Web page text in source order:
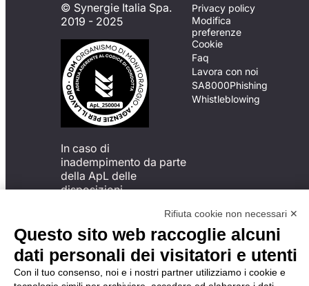
© Synergie Italia Spa.
2019 - 2025
In caso di
inadempimento da parte
della ApL delle
disposizioni
possibile presentare un
reclamo
all’Organismo di
Monitoraggio utilizzando
una delle modalità
Privacy policy
Modifica
preferenze
Cookie
Faq
Lavora con noi
SA8000Phishing
Whistleblowing
Rifiuta cookie non necessari ✕
Questo sito web raccoglie alcuni
dati personali dei visitatori e utenti
Con il tuo consenso, noi e i nostri partner utilizziamo i cookie e